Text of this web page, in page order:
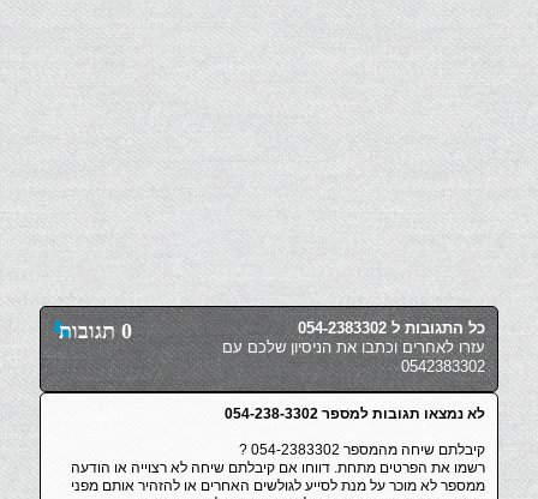
0 תגובות
כל התגובות ל 054-2383302
עזרו לאחרים וכתבו את הניסיון שלכם עם
0542383302
לא נמצאו תגובות למספר 054-238-3302
קיבלתם שיחה מהמספר 054-2383302 ?
רשמו את הפרטים מתחת. דווחו אם קיבלתם שיחה לא רצוייה או הודעה
ממספר לא מוכר על מנת לסייע לגולשים האחרים או להזהיר אותם מפני